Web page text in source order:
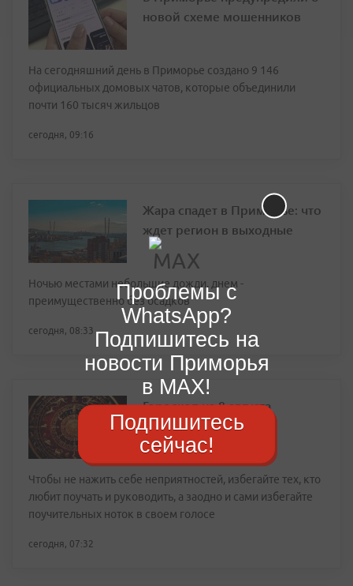
новой схеме мошенников
На сегодняшний день в Приморье создано 9 146
официальных домовых чатов, которые объединили
почти 160 тысяч жильцов
сегодня, 09:16
Жара спадет в Приморье: что
ждет регион в выходные
Ночью местами небольшие дожди, днем -
преимущественно без осадков
сегодня, 08:33
Гороскоп на 8 августа
Чтобы не нажить себе неприятностей, избегайте тех, кто
любит поучать и руководить, а заодно и сами избегайте
поучительных ноток в своем голосе
сегодня, 07:32
Проблемы с
WhatsApp?
Подпишитесь на
новости Приморья
в MAX!
Подпишитесь
сейчас!